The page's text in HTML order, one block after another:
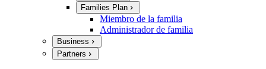
Families Plan
Miembro de la familia
Administrador de familia
Business
Partners